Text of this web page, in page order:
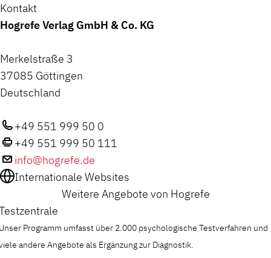
Kontakt
Hogrefe Verlag GmbH & Co. KG
Merkelstraße 3
37085 Göttingen
Deutschland
+49 551 999 50 0
+49 551 999 50 111
info@hogrefe.de
Internationale Websites
Weitere Angebote von Hogrefe
Programm umfasst über 2.000 psychologische Testverfahren und
andere Angebote als Ergänzung zur Diagnostik.